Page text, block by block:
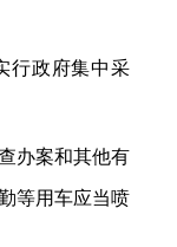
政府集中采
案和其他有
等用车应当喷